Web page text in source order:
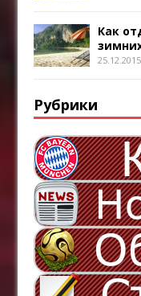
Как
25.12.2015
Рубрики